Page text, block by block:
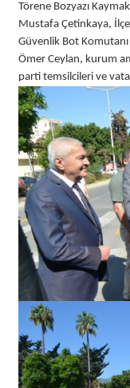
Törene Bozyazı
Mustafa Çetinkaya,
Güvenlik Bot
Ömer Ceylan, kurum
parti temsilcileri ve